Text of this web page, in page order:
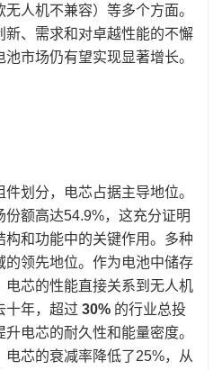
无人机不兼容）等多个方面。
新、需求和对卓越性能的不懈
市场仍有望实现显著增长。
划分，电芯占据主导地位。
额高达54.9%，这充分证明
构和功能中的关键作用。多种
的领先地位。作为电池中储存
电芯的性能直接关系到无人机
十年，超过 30% 的行业总投
电芯的耐久性和能量密度。
电芯的衰减率降低了25%，从